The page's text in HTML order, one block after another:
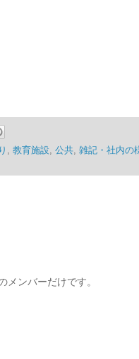
, 教育施設, 公共, 雑記・社内の
メンバーだけです。